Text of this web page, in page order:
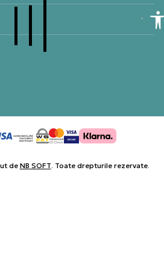
deNB SOFT. Toate drepturile rezervate.